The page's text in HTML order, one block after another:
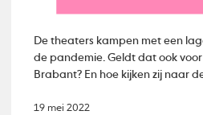
De theaters kampen met een
de pandemie. Geldt dat ook
Brabant? En hoe kijken zij naar
19 mei 2022